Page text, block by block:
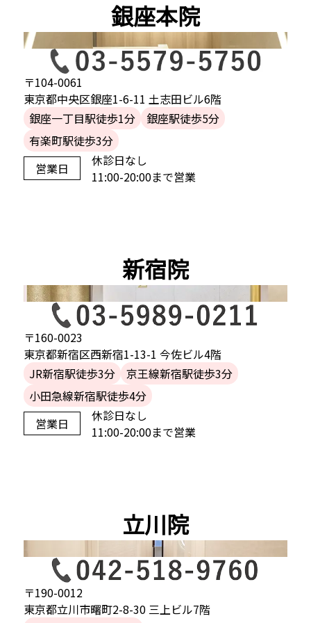
銀座本院
〒104-0061
東京都中央区銀座1-6-11 土志田ビル6階
銀座一丁目駅徒歩1分
銀座駅徒歩5分
有楽町駅徒歩3分
営業日
休診日なし
11:00-20:00まで営業
新宿院
〒160-0023
東京都新宿区西新宿1-13-1 今佐ビル4階
JR新宿駅徒歩3分
京王線新宿駅徒歩3分
小田急線新宿駅徒歩4分
営業日
休診日なし
11:00-20:00まで営業
立川院
〒190-0012
東京都立川市曙町2-8-30 三上ビル7階